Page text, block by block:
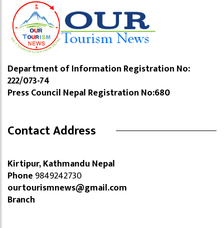
Department of Information Registration No:
222/073-74
Press Council Nepal Registration No:680
Contact Address
Kirtipur, Kathmandu Nepal
Phone 9849242730
ourtourismnews@gmail.com
Branch